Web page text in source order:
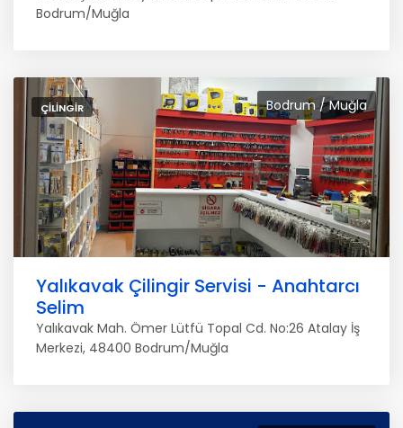
Bodrum/Muğla
Bodrum / Muğla
ÇILINGIR
Yalıkavak Çilingir Servisi - Anahtarcı
Selim
Yalıkavak Mah. Ömer Lütfü Topal Cd. No:26 Atalay İş
Merkezi, 48400 Bodrum/Muğla